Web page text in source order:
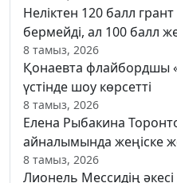
Неліктен 120 балл
бермейді, ал 100 балл
8 тамыз, 2026
Қонаевта флайбордшы
үстінде шоу көрсетті
8 тамыз, 2026
Елена Рыбакина
айналымында жеңіске
8 тамыз, 2026
Лионель Мессидің